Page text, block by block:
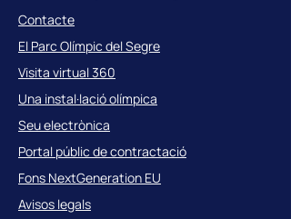
Contacte
El Parc Olímpic del Segre
Visita virtual 360
Una instal·lació olímpica
Seu electrònica
Portal públic de contractació
Fons NextGeneration EU
Avisos legals